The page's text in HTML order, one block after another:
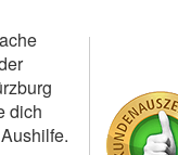
dich